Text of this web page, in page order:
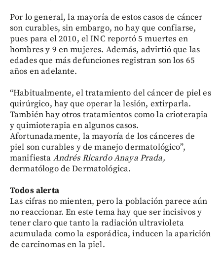
Por lo general, la mayoría de estos casos de cáncer
son curables, sin embargo, no hay que confiarse,
pues para el 2010, el INC reportó 5 muertes en
hombres y 9 en mujeres. Además, advirtió que las
edades que más defunciones registran son los 65
años en adelante.
“Habitualmente, el tratamiento del cáncer de piel es
quirúrgico, hay que operar la lesión, extirparla.
También hay otros tratamientos como la crioterapia
y quimioterapia en algunos casos.
Afortunadamente, la mayoría de los cánceres de
piel son curables y de manejo dermatológico”,
manifiesta Andrés Ricardo Anaya Prada,
dermatólogo de Dermatológica.
Todos alerta
Las cifras no mienten, pero la población parece aún
no reaccionar. En este tema hay que ser incisivos y
tener claro que tanto la radiación ultravioleta
acumulada como la esporádica, inducen la aparición
de carcinomas en la piel.